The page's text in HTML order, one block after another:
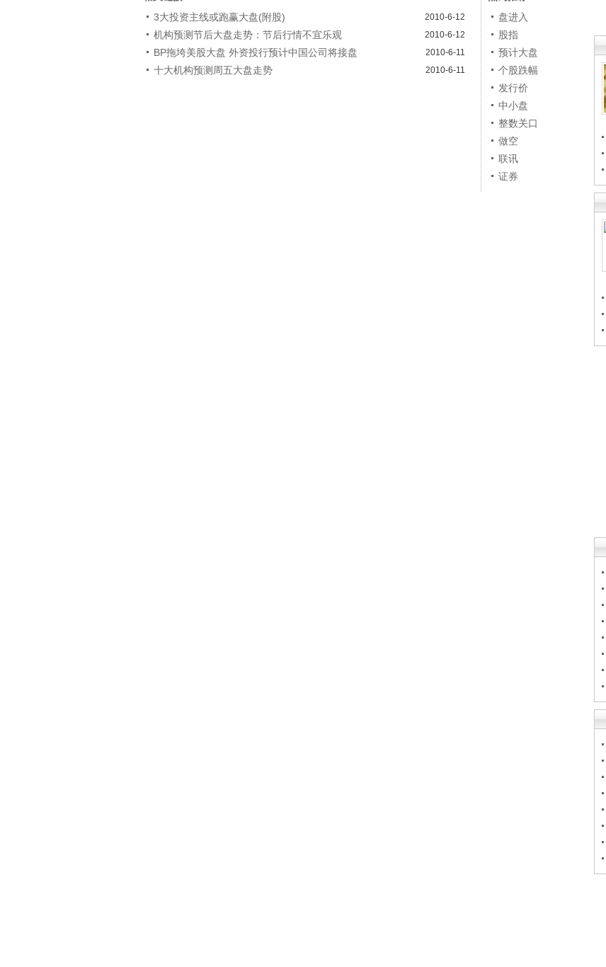
3大投资主线或跑赢大盘(附股)
2010-6-12
机构预测节后大盘走势：节后行情不宜乐观 2010-6-12
BP拖垮美股大盘 外资投行预计中国公司将接盘 2010-6-11
十大机构预测周五大盘走势 2010-6-11
盘进入
股指
预计大盘
个股跌幅
发行价
中小盘
整数关口
做空
联讯
证券